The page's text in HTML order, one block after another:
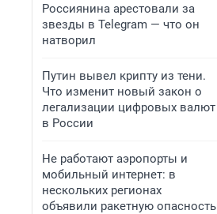
Россиянина арестовали за
звезды в Telegram — что он
натворил
Путин вывел крипту из тени.
Что изменит новый закон о
легализации цифровых валют
в России
Не работают аэропорты и
мобильный интернет: в
нескольких регионах
объявили ракетную опасность